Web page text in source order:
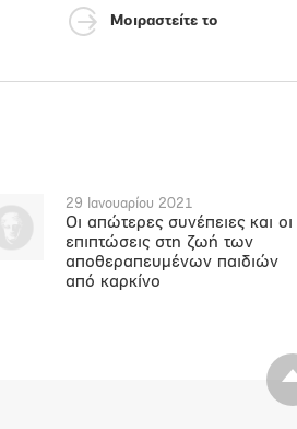
Μοιραστείτε το
29 Ιανουαρίου 2021
Οι απώτερες συνέπειες και οι
επιπτώσεις στη ζωή των
αποθεραπευμένων παιδιών
από καρκίνο